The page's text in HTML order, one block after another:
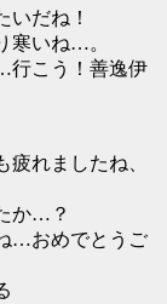
だね！
寒いね…。
行こう！善逸伊
れましたね、
か…？
…おめでとうご